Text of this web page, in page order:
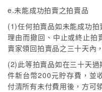
e.未能成功拍賣之拍賣品
(1)任何拍賣品如未能成功
理由而撤回、中止或終止拍
賣家領回拍賣品之三十天內
(2)此等拍賣品如在三十天
件新台幣200元貯存費，並
付清所有未付費用後，方可